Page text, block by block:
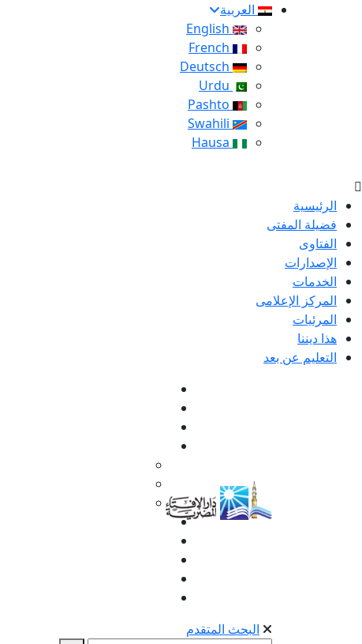
العربية
الرئيسية
فضيلة المفتى
الفتاوى
الإصدارات
الخدمات
المركز الإعلامى
المرئيات
هذا ديننا
التعليم عن بعد
البحث المتقدم